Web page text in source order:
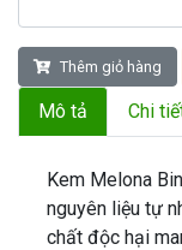
Thêm giỏ hàng
Mô tả Chi
Kem Melona
nguyên liệu tự
chất độc hại